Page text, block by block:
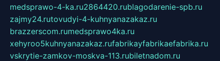
medsprawo-4-ka.ru2864420.rublagodarenie-spb.ru
zajmy24.rutovudyi-4-kuhnyanazakaz.ru
brazzerscom.rumedsprawo4ka.ru
xehyroo5kuhnyanazakaz.rufabrikayfabrikaefabrika.ru
vskrytie-zamkov-moskva-113.rubiletnadom.ru